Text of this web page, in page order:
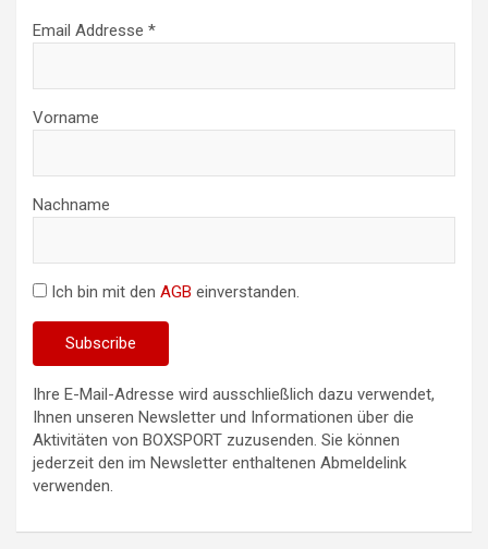
Email Addresse *
Vorname
Nachname
Ich bin mit den AGB einverstanden.
Ihre E-Mail-Adresse wird ausschließlich dazu verwendet,
Ihnen unseren Newsletter und Informationen über die
Aktivitäten von BOXSPORT zuzusenden. Sie können
jederzeit den im Newsletter enthaltenen Abmeldelink
verwenden.